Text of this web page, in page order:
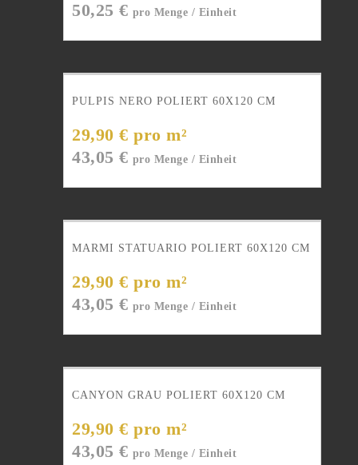
50,25 €
PULPIS NERO POLIERT 60X120 CM
29,90 € pro m²
43,05 €
MARMI STATUARIO POLIERT 60X120 CM
29,90 € pro m²
43,05 €
CANYON GRAU POLIERT 60X120 CM
29,90 € pro m²
43,05 €